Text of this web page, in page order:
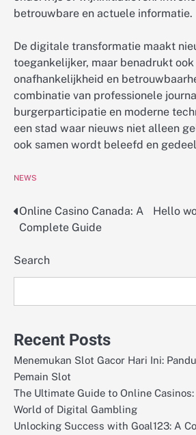
betrouwbare en actuele informatie.
De digitale transformatie maakt
toegankelijker, maar benadrukt
onafhankelijkheid en
combinatie van professionele
burgerparticipatie en moderne
een stad waar nieuws niet alleen
ook samen wordt beleefd en
NEWS
Post
navigation
Online Casino Canada: A
Complete Guide
Hello
Search
Recent Posts
Menemukan Slot Gacor Hari Ini:
Pemain Slot
The Ultimate Guide to Online
World of Digital Gambling
Unlocking Success with Goal123: A